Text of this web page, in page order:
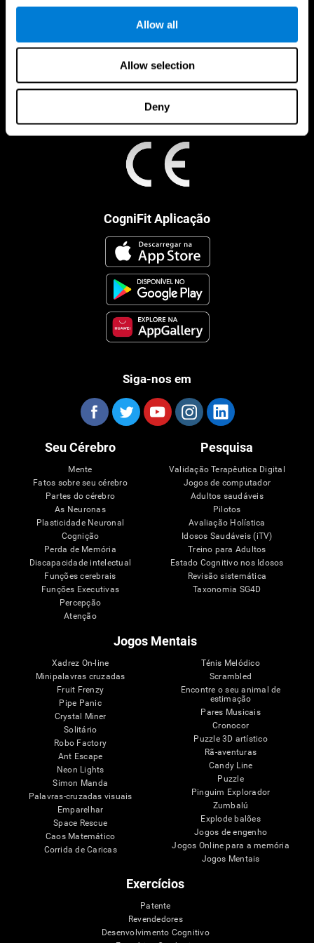
Allow all
Allow selection
Deny
CogniFit Aplicação
Siga-nos em
Seu Cérebro
Mente
Fatos sobre seu cérebro
Partes do cérebro
As Neuronas
Plasticidade Neuronal
Cognição
Perda de Memória
Discapacidade intelectual
Funções cerebrais
Funções Executivas
Percepção
Atenção
Pesquisa
Validação Terapêutica Digital
Jogos de computador
Adultos saudáveis
Pilotos
Avaliação Holística
Idosos Saudáveis (iTV)
Treino para Adultos
Estado Cognitivo nos Idosos
Revisão sistemática
Taxonomia SG4D
Jogos Mentais
Xadrez On-line
Minipalavras cruzadas
Fruit Frenzy
Pipe Panic
Crystal Miner
Solitário
Robo Factory
Ant Escape
Neon Lights
Simon Manda
Palavras-cruzadas visuais
Emparelhar
Space Rescue
Caos Matemático
Corrida de Caricas
Ténis Melódico
Scrambled
Encontre o seu animal de
estimação
Pares Musicais
Cronocor
Puzzle 3D artístico
Rã-aventuras
Candy Line
Puzzle
Pinguim Explorador
Zumbalú
Explode balões
Jogos de engenho
Jogos Online para a memória
Jogos Mentais
Exercícios
Patente
Revendedores
Desenvolvimento Cognitivo